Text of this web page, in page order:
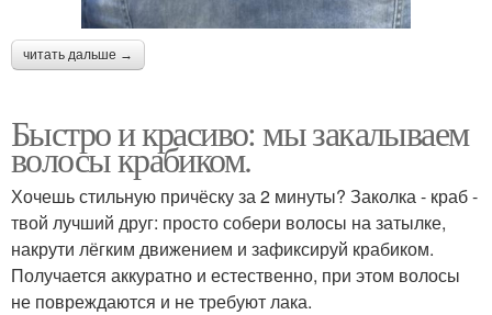
читать дальше →
Быстро и красиво: мы закалываем
волосы крабиком.
Хочешь стильную причёску за 2 минуты? Заколка - краб -
твой лучший друг: просто собери волосы на затылке,
накрути лёгким движением и зафиксируй крабиком.
Получается аккуратно и естественно, при этом волосы
не повреждаются и не требуют лака.